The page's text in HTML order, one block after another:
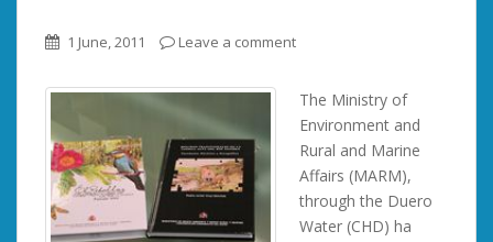
1 June, 2011 Leave a comment
The Ministry of
Environment and
Rural and Marine
Affairs (MARM),
through the Duero
Water (CHD) ha